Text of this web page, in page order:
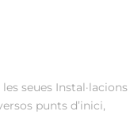
seues Instal·lacions
punts d’inici,